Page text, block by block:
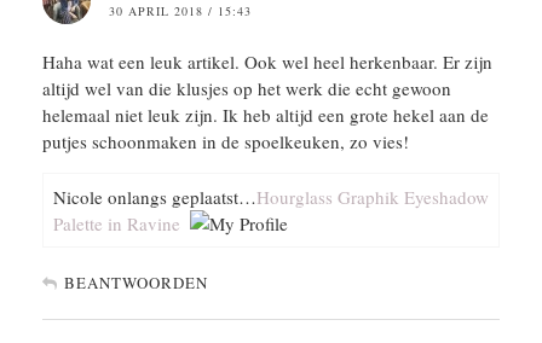
30 APRIL 2018 / 15:43
Haha wat een leuk artikel. Ook wel heel herkenbaar. Er zijn
altijd wel van die klusjes op het werk die echt gewoon
helemaal niet leuk zijn. Ik heb altijd een grote hekel aan de
putjes schoonmaken in de spoelkeuken, zo vies!
Nicole onlangs geplaatst…Hourglass Graphik Eyeshadow
Palette in Ravine
BEANTWOORDEN